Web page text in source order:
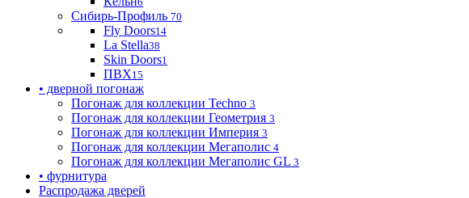
Сибирь-Профиль 70
Fly Doors14
La Stella38
Skin Doors1
ПВХ15
• дверной погонаж
Погонаж для коллекции Techno 3
Погонаж для коллекции Геометрия 3
Погонаж для коллекции Империя 3
Погонаж для коллекции Мегаполис 4
Погонаж для коллекции Мегаполис GL 3
• фурнитура
Распродажа дверей